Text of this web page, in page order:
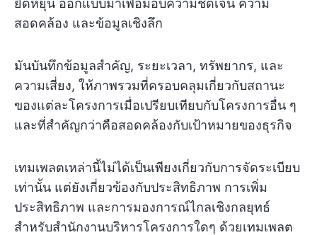
ยืดหยุ่น ออกแบบมาเพื่อมอบความชัดเจน ความ
สอดคล้อง และข้อมูลเชิงลึก
มันบันทึกข้อมูลสำคัญ, ระยะเวลา, ทรัพยากร, และ
ความเสี่ยง, ให้ภาพรวมที่ครอบคลุมเกี่ยวกับสถานะ
ของแต่ละโครงการเมื่อเปรียบเทียบกับโครงการอื่น ๆ
และที่สำคัญกว่าคือสอดคล้องกับเป้าหมายของธุรกิจ
เทมเพลตเหล่านี้ไม่ได้เป็นเพียงเกี่ยวกับการจัดระเบียบ
เท่านั้น แต่ยังเกี่ยวข้องกับประสิทธิภาพ การเพิ่ม
ประสิทธิภาพ และการมองการณ์ไกลเชิงกลยุทธ์
สำหรับสำนักงานบริหารโครงการใดๆ ด้วยเทมเพลต